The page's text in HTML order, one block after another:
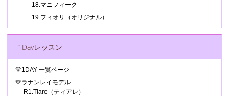
18.マニフィーク
19.フィオリ（オリジナル）
1Dayレッスン
💛1DAY 一覧ページ
💛ラナンレイモデル
R1.Tiare（ティアレ）